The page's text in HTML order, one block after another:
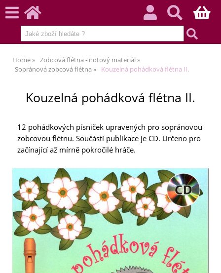
Home
Zobcová flétna - notový materiál
Sopránová zobcová flétna
Kouzelná pohádková flétna II.
Kouzelná pohádková flétna II.
12 pohádkových písniček upravených pro sopránovou
zobcovou flétnu. Součástí publikace je CD. Určeno pro
začínající až mírně pokročilé hráče.